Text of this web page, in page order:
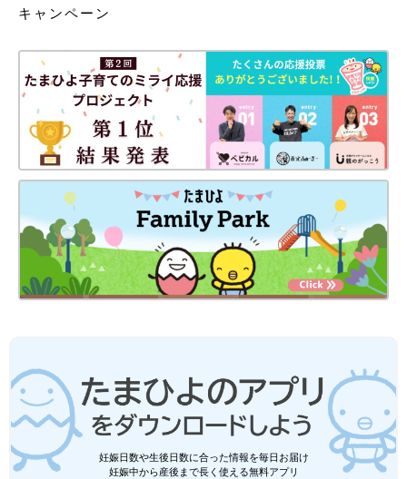
キャンペーン
妊娠日数や生後日数に合った情報を毎日お届け
妊娠中から産後まで長く使える無料アプリ